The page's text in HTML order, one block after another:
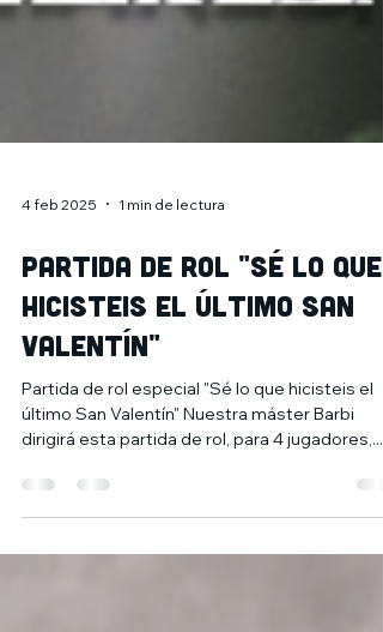
4 feb 2025 1 min de lectura
hicisteis el último San
Valentín"
Partida de rol especial "Sé lo que hicisteis el
último San Valentín" Nuestra máster Barbi